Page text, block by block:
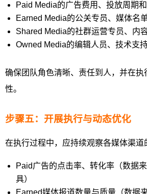
Paid Media的广告费用、投放周期
Earned Media的公关专员、媒体名
Shared Media的社群运营专员、内
Owned Media的编辑人员、技术支
确保团队角色清晰、责任到人，并在执
性。
步骤五：开展执行与动态优化
在执行过程中，应持续观察各媒体渠道
Paid广告的点击率、转化率（数据
具）
Earned媒体报道数量与质量（数据